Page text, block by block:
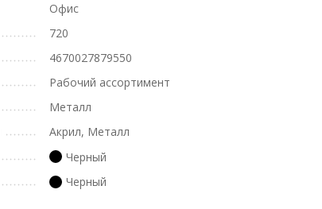
Офис
720
4670027879550
Рабочий ассортимент
Металл
Акрил, Металл
Черный
Черный